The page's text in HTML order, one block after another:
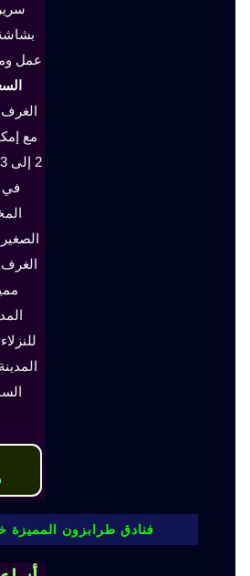
عمل
الغرف
مع
في
الغرف
فنادق طرابزون